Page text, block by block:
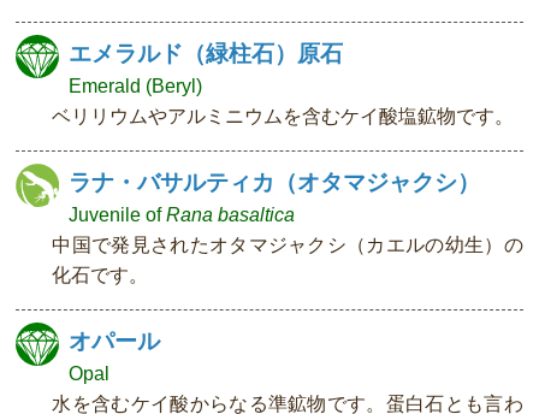
エメラルド（緑柱石）原石
Emerald (Beryl)
ベリリウムやアルミニウムを含むケイ酸塩鉱物です。
ラナ・バサルティカ（オタマジャクシ）
Juvenile ofRana basaltica
中国で発見されたオタマジャクシ（カエルの幼生）の
化石です。
オパール
Opal
水を含むケイ酸からなる準鉱物です。蛋白石とも言わ